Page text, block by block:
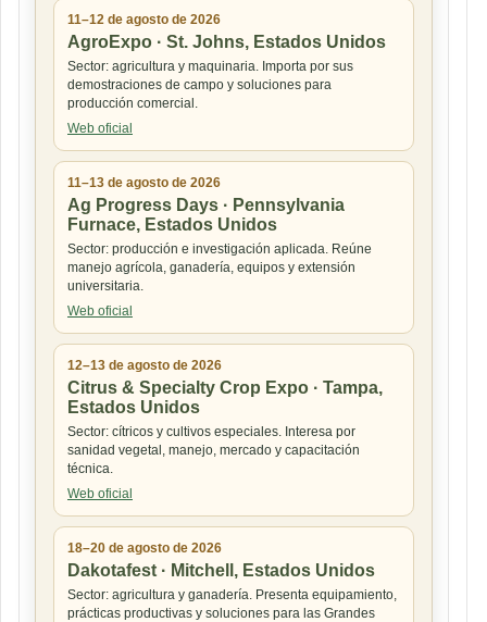
11–12 de agosto de 2026
AgroExpo · St. Johns, Estados Unidos
Sector: agricultura y maquinaria. Importa por sus
demostraciones de campo y soluciones para
producción comercial.
Web oficial
11–13 de agosto de 2026
Ag Progress Days · Pennsylvania
Furnace, Estados Unidos
Sector: producción e investigación aplicada. Reúne
manejo agrícola, ganadería, equipos y extensión
universitaria.
Web oficial
12–13 de agosto de 2026
Citrus & Specialty Crop Expo · Tampa,
Estados Unidos
Sector: cítricos y cultivos especiales. Interesa por
sanidad vegetal, manejo, mercado y capacitación
técnica.
Web oficial
18–20 de agosto de 2026
Dakotafest · Mitchell, Estados Unidos
Sector: agricultura y ganadería. Presenta equipamiento,
prácticas productivas y soluciones para las Grandes